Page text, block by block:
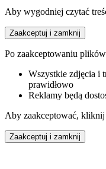
Aby wygodniej czytać
Zaakceptuj i zamknij
Po zaakceptowaniu
Wszystkie zdjęcia i
prawidłowo
Reklamy będą
Aby zaakceptować,
Zaakceptuj i zamknij